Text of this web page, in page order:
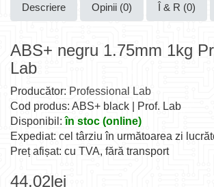
Descriere Opinii (0) Î & R (0)
ABS+ negru 1.75mm 1kg
Lab
Producător: Professional Lab
Cod produs: ABS+ black | Prof. Lab
Disponibil:în stoc (online)
Expediat: cel târziu în următoarea zi
Preț afișat: cu TVA, fără transport
44,02lei